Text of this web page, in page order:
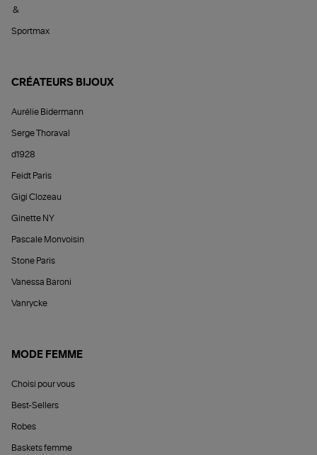
&
Sportmax
CRÉATEURS BIJOUX
Aurélie Bidermann
Serge Thoraval
d1928
Feidt Paris
Gigi Clozeau
Ginette NY
Pascale Monvoisin
Stone Paris
Vanessa Baroni
Vanrycke
MODE FEMME
Choisi pour vous
Best-Sellers
Robes
Baskets femme